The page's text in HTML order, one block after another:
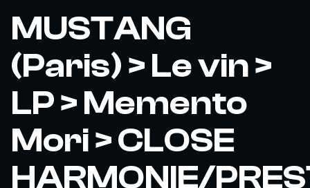
MUSTANG
(Paris) > Le vin >
LP > Memento
Mori > CLOSE
HARMONIE/